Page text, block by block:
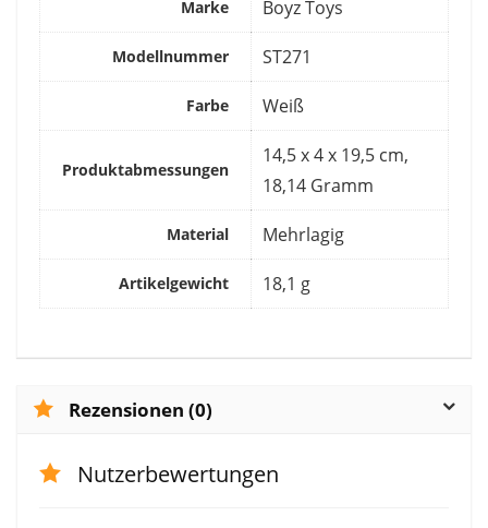
Marke ‎Boyz Toys
Modellnummer ‎ST271
Farbe ‎Weiß
Produktabmessungen
‎14,5 x 4 x 19,5 cm,
18,14 Gramm
Material ‎Mehrlagig
Artikelgewicht ‎18,1 g
Rezensionen (0)
Nutzerbewertungen